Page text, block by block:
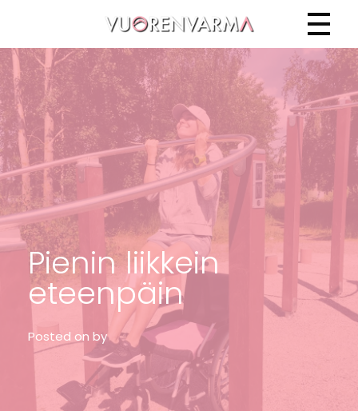
Vuorenvarma
Pienin liikkein
eteenpäin
Posted on by